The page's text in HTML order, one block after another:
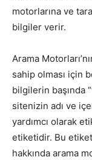
motorlarına ve
bilgiler verir.
Arama
sahip olması için
bilgilerin başında
sitenizin adı ve
yardımcı olarak
etiketidir. Bu etiket
hakkında arama